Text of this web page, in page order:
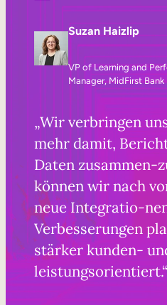
Suzan Haizlip
VP of Learning and
Manager, MidFirst Bank
„Wir verbringen
mehr damit,
Daten zusammen-
können wir nach
neue Integratio-
Verbesserungen
stärker kunden-
leistungsorientiert.“